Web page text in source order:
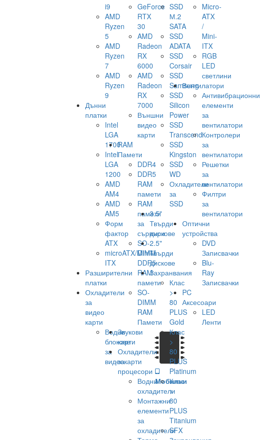
i9
AMD
Ryzen
5
AMD
Ryzen
7
AMD
Ryzen
9
Дънни
платки
Intel
LGA
1700
Intel
LGA
1200
AMD
AM4
AMD
AM5
Форм
фактор
ATX
microATX/Mini-
ITX
Разширителни
платки
Охладители
за
видео
карти
Водни
блокове
за
видеокарти
GeForce
RTX
30
AMD
Radeon
RX
6000
AMD
Radeon
RX
7000
Външни
видео
карти
RAM
Памети
DDR4
DDR5
RAM
памети
RAM
памети
за
сървъри
SO-
DIMM
DDR5
RAM
памети
SO-
DIMM
RAM
Памети
Звукови
карти
Охладители
за
процесори
Водни
охладители
Монтажни
елементи
за
охладители
SSD
М.2
SATA
SSD
ADATA
SSD
Corsair
SSD
Samsung
SSD
Silicon
Power
SSD
Transcend
SSD
Kingston
SSD
WD
Охладители
за
SSD
3.5"
Твърди
дискове
2.5"
Твърди
дискове
Захранвания
Клас
>
80
PLUS
Gold
Клас
>
80
PLUS
Platinum
Клас
>
80
PLUS
Titanium
SFX
Micro-
ATX
/
Mini-
ITX
RGB
LED
светлини
Вентилатори
Антивибрационни
елементи
за
вентилатори
Контролери
за
вентилатори
Решетки
за
вентилатори
Филтри
за
вентилатори
Оптични
устройства
DVD
Записвачки
Blu-
Ray
Записвачки
PC
Аксесоари
LED
Ленти
Мобилни